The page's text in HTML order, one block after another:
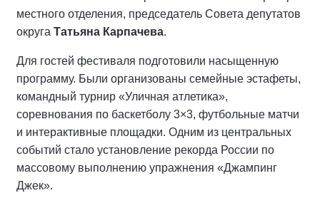
местного отделения, председатель Совета депутатов
округа Татьяна Карпачева.
Для гостей фестиваля подготовили насыщенную
программу. Были организованы семейные эстафеты,
командный турнир «Уличная атлетика»,
соревнования по баскетболу 3×3, футбольные матчи
и интерактивные площадки. Одним из центральных
событий стало установление рекорда России по
массовому выполнению упражнения «Джампинг
Джек».